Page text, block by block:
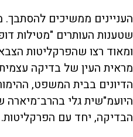
העניינים ממשיכים
שטענות העותרים "מטילות
ומאוד רצו שהפרקליטות
מראית העין של בדיקה
הדיונים בבית המשפט,
היועמ"שית גלי
הבדיקה, יחד עם הפרקליטות.